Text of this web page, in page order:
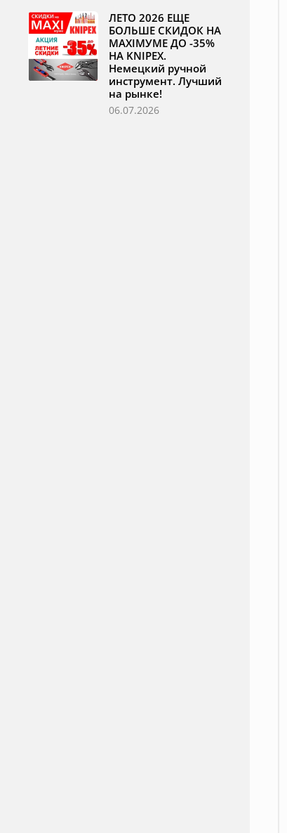
ЛЕТО 2026 ЕЩЕ
БОЛЬШЕ СКИДОК НА
MAXIМУМЕ ДО -35%
НА KNIPEX.
Немецкий ручной
инструмент. Лучший
на рынке!
06.07.2026